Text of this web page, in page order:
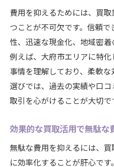
費用を抑えるためには、買
つことが不可欠です。信頼
性、迅速な現金化、地域密着
例えば、大府市エリアに特
事情を理解しており、柔軟
選びでは、過去の実績や口
取引を心がけることが大切で
効果的な買取活用で無駄な
無駄な費用を抑えるには、
に効率化することが肝心で